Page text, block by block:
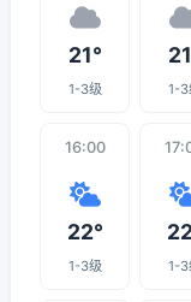
21°
1-3级 1-3
16:00
22°
1-3级 1-3